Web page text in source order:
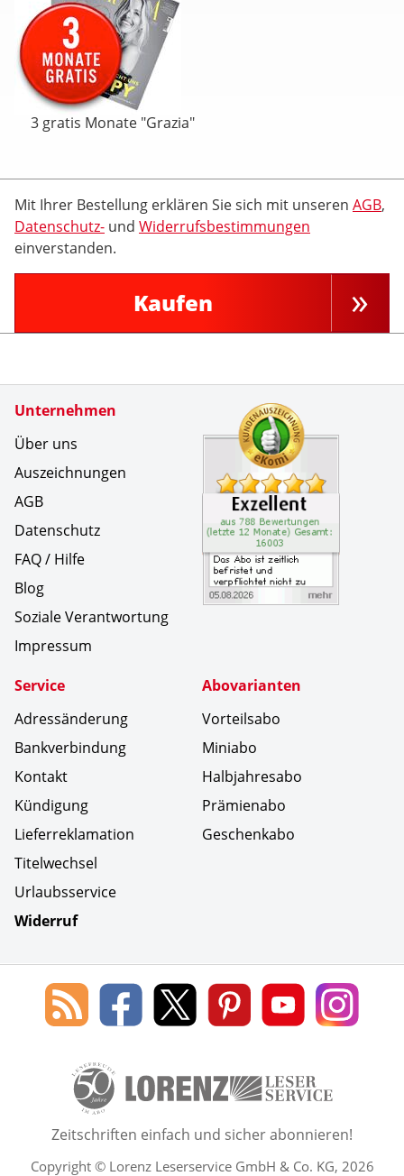
3 gratis Monate "Grazia"
Mit Ihrer Bestellung erklären Sie sich mit unseren AGB,
Datenschutz- und Widerrufsbestimmungen
einverstanden.
Kaufen
Unternehmen
Über uns
Auszeichnungen
AGB
Datenschutz
FAQ / Hilfe
Blog
Soziale Verantwortung
Impressum
Service
Adressänderung
Bankverbindung
Kontakt
Kündigung
Lieferreklamation
Titelwechsel
Urlaubsservice
Widerruf
Abovarianten
Vorteilsabo
Miniabo
Halbjahresabo
Prämienabo
Geschenkabo
Zertifikate
Social Media
Blog
des
Leserservice
Lorenz
Leserservice
Lorenz
Leserservice
Lorenz
Leserservice
Lorenz
Leserservice
Lorenz
50 Lesefreude im Abo Jahre
Zeitschriften einfach und sicher abonnieren!
Copyright © Lorenz Leserservice GmbH & Co. KG, 2026